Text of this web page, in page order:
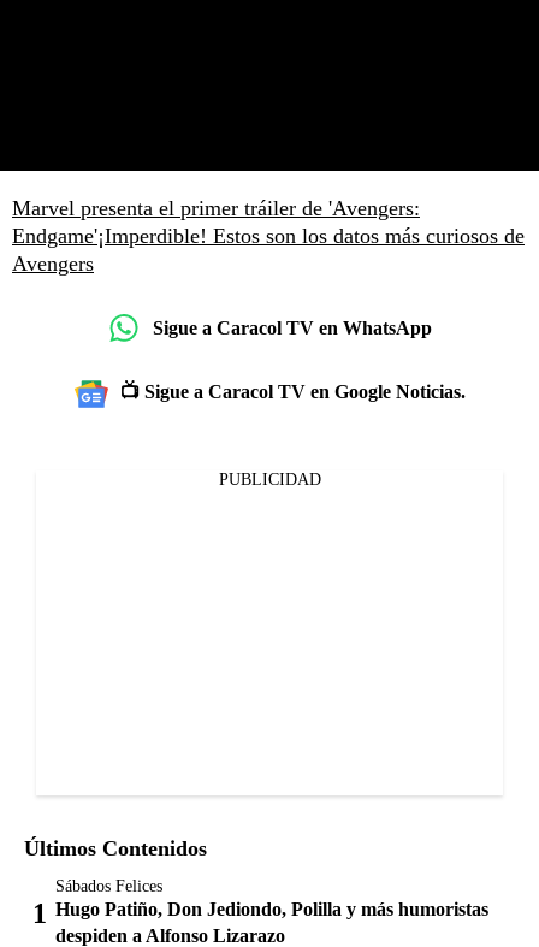
Marvel presenta el primer tráiler de 'Avengers:
Endgame'¡Imperdible! Estos son los datos más curiosos de
Avengers
Sigue a Caracol TV en WhatsApp
📺 Sigue a Caracol TV en Google Noticias.
PUBLICIDAD
Últimos Contenidos
Sábados Felices
Hugo Patiño, Don Jediondo, Polilla y más humoristas
despiden a Alfonso Lizarazo